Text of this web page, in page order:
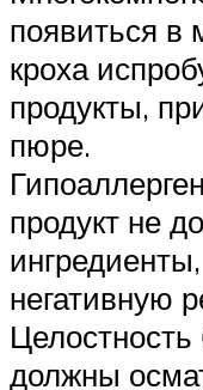
появиться в
кроха
продукты,
пюре.
продукт не
негативную
должны